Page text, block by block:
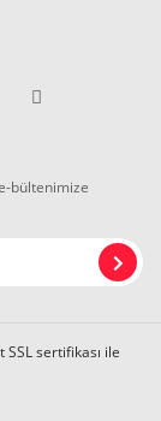
bültenimize
sertifikası ile